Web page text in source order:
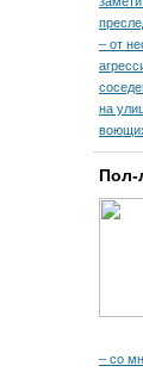
– от
на
Пол-
– со